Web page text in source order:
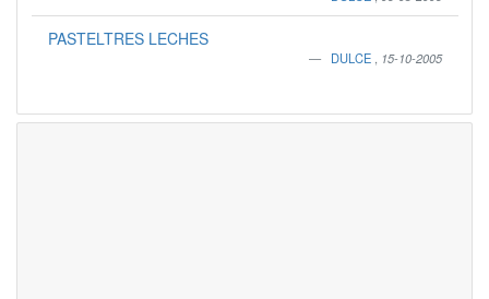
PASTELTRES LECHES
DULCE 15-10-2005